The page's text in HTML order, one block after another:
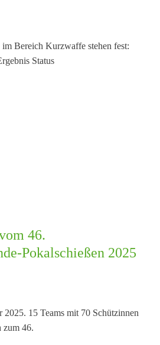
Bereich Kurzwaffe stehen fest:
Status
46.
Pokalschießen 2025
2025. 15 Teams mit 70 Schützinnen
zum 46.